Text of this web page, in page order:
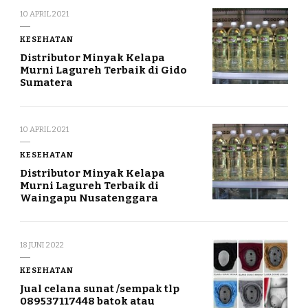
10 APRIL 2021
KESEHATAN
Distributor Minyak Kelapa
Murni Lagureh Terbaik di Gido
Sumatera
10 APRIL 2021
KESEHATAN
Distributor Minyak Kelapa
Murni Lagureh Terbaik di
Waingapu Nusatenggara
18 JUNI 2022
KESEHATAN
Jual celana sunat /sempak tlp
089537117448 batok atau